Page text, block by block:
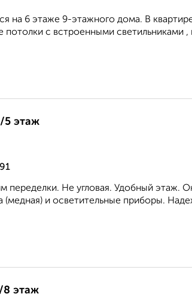
на 6 этаже 9-этажного дома. В
с встроенными светильниками ,
5 этаж
переделки. Не угловая. Удобный этаж.
(медная) и осветительные приборы.
8 этаж